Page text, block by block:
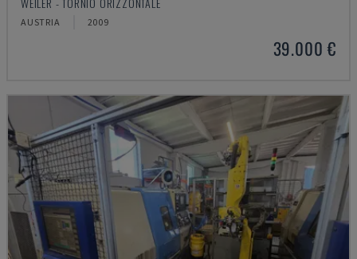
AUSTRIA 2009
39.000 €